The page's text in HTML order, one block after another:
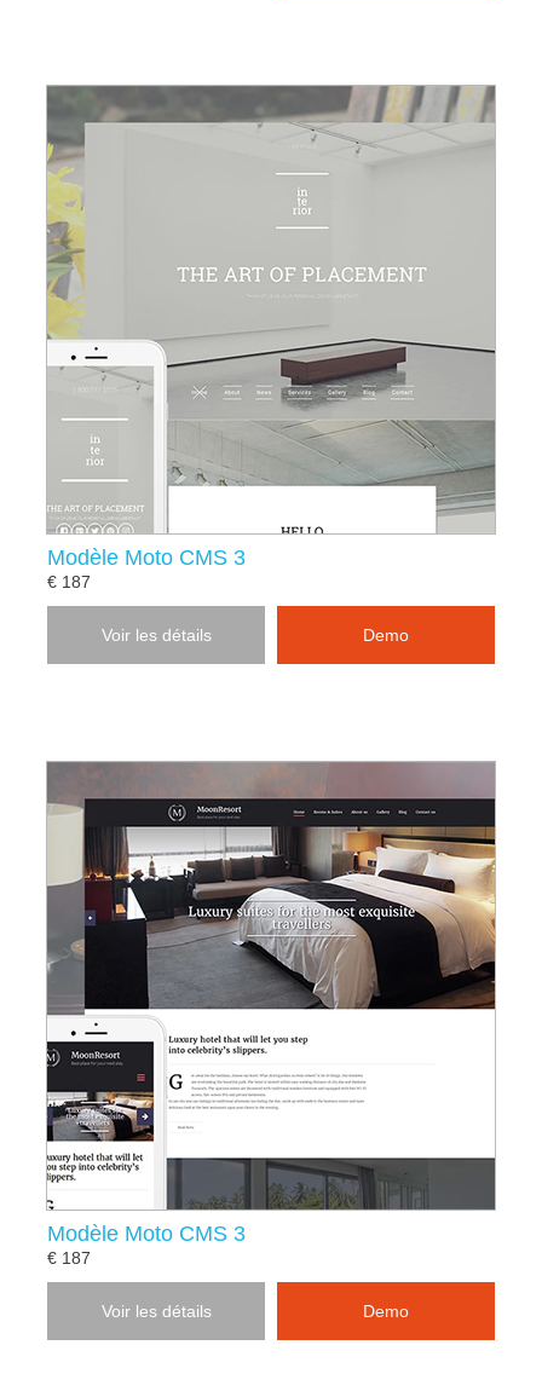
Modèle Moto CMS 3
€ 187
Voir les détails Demo
Modèle Moto CMS 3
€ 187
Voir les détails Demo